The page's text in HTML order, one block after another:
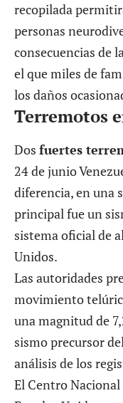
recopilada
personas
consecuencias de
el que miles de
los daños
Terremotos
Dos fuertes
24 de junio
diferencia, en una
principal fue un
sistema oficial de
Unidos.
Las autoridades
movimiento
una magnitud de
sismo precursor
análisis de los
El Centro